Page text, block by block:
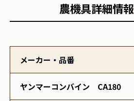
農機具詳細情報
メーカー・品番
ヤンマーコンバイン CA180